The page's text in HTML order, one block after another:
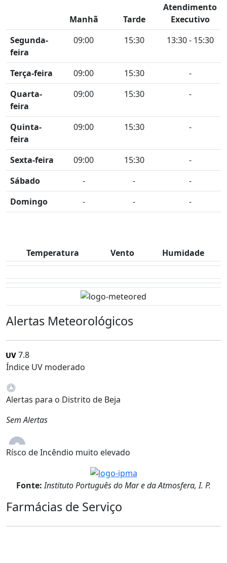
Manhã Tarde
Atendimento
Executivo
Segunda-
feira
09:00 15:30 13:30 - 15:30
Terça-feira 09:00 15:30
-
Quarta-
feira
09:00 15:30 -
Quinta-
feira
09:00 15:30 -
Sexta-feira 09:00 15:30
-
Sábado
- -
-
Domingo
- - -
Temperatura Vento Humidade
Alertas Meteorológicos
7.8
Índice UV moderado
Alertas para o Distrito de Beja
Sem Alertas
Rísco de Incêndio muito elevado
Fonte: Instituto Português do Mar e da Atmosfera, I. P.
Farmácias de Serviço